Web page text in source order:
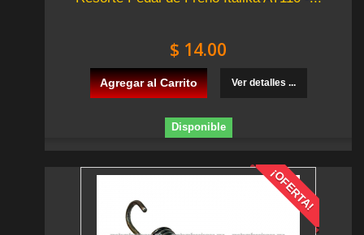
$ 14.00
Agregar al Carrito Ver detalles ...
Disponible
¡OFERTA!